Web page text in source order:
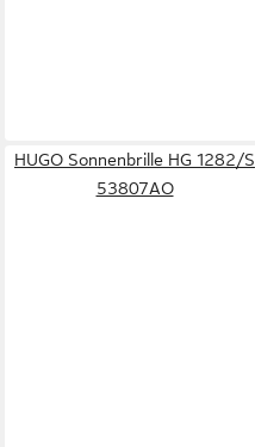
HUGO Sonnenbrille HG 1282/S
53807AO